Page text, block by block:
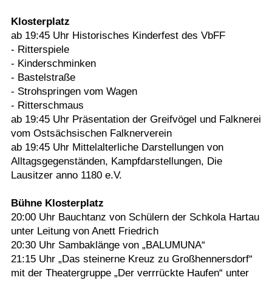
Klosterplatz
ab 19:45 Uhr Historisches Kinderfest des VbFF
- Ritterspiele
- Kinderschminken
- Bastelstraße
- Strohspringen vom Wagen
- Ritterschmaus
ab 19:45 Uhr Präsentation der Greifvögel und Falknerei
vom Ostsächsischen Falknerverein
ab 19:45 Uhr Mittelalterliche Darstellungen von
Alltagsgegenständen, Kampfdarstellungen, Die
Lausitzer anno 1180 e.V.
Bühne Klosterplatz
20:00 Uhr Bauchtanz von Schülern der Schkola Hartau
unter Leitung von Anett Friedrich
20:30 Uhr Sambaklänge von „BALUMUNA“
21:15 Uhr „Das steinerne Kreuz zu Großhennersdorf“
mit der Theatergruppe „Der verrrückte Haufen“ unter